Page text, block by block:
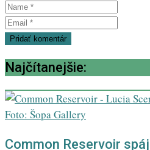
Najčítanejšie:
Common Reservoir